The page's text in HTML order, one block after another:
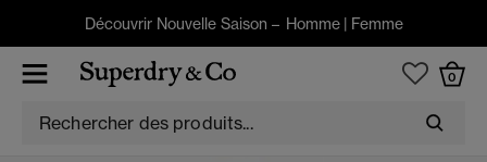
Découvrir Nouvelle Saison – Homme| Femme
0